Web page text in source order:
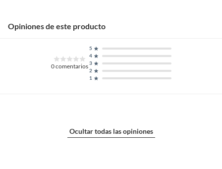
Opiniones de este producto
0comentarios
1
2
3
4
5
Ocultar todas las opiniones